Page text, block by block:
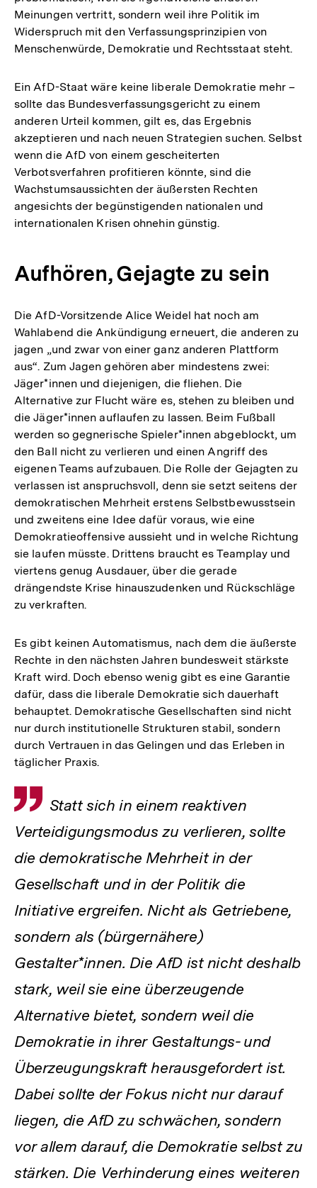
Meinungen vertritt, sondern weil ihre Politik im
Widerspruch mit den Verfassungsprinzipien von
Menschenwürde, Demokratie und Rechtsstaat steht.
Ein AfD-Staat wäre keine liberale Demokratie mehr –
sollte das Bundesverfassungsgericht zu einem
anderen Urteil kommen, gilt es, das Ergebnis
akzeptieren und nach neuen Strategien suchen. Selbst
wenn die AfD von einem gescheiterten
Verbotsverfahren profitieren könnte, sind die
Wachstumsaussichten der äußersten Rechten
angesichts der begünstigenden nationalen und
internationalen Krisen ohnehin günstig.
Aufhören, Gejagte zu sein
Die AfD-Vorsitzende Alice Weidel hat noch am
Wahlabend die Ankündigung erneuert, die anderen zu
jagen „und zwar von einer ganz anderen Plattform
aus“. Zum Jagen gehören aber mindestens zwei:
Jäger*innen und diejenigen, die fliehen. Die
Alternative zur Flucht wäre es, stehen zu bleiben und
die Jäger*innen auflaufen zu lassen. Beim Fußball
werden so gegnerische Spieler*innen abgeblockt, um
den Ball nicht zu verlieren und einen Angriff des
eigenen Teams aufzubauen. Die Rolle der Gejagten zu
verlassen ist anspruchsvoll, denn sie setzt seitens der
demokratischen Mehrheit erstens Selbstbewusstsein
und zweitens eine Idee dafür voraus, wie eine
Demokratieoffensive aussieht und in welche Richtung
sie laufen müsste. Drittens braucht es Teamplay und
viertens genug Ausdauer, über die gerade
drängendste Krise hinauszudenken und Rückschläge
zu verkraften.
Es gibt keinen Automatismus, nach dem die äußerste
Rechte in den nächsten Jahren bundesweit stärkste
Kraft wird. Doch ebenso wenig gibt es eine Garantie
dafür, dass die liberale Demokratie sich dauerhaft
behauptet. Demokratische Gesellschaften sind nicht
nur durch institutionelle Strukturen stabil, sondern
durch Vertrauen in das Gelingen und das Erleben in
täglicher Praxis.
Zitat
Statt sich in einem reaktiven
Verteidigungsmodus zu verlieren, sollte
die demokratische Mehrheit in der
Gesellschaft und in der Politik die
Initiative ergreifen. Nicht als Getriebene,
sondern als (bürgernähere)
Gestalter*innen. Die AfD ist nicht deshalb
stark, weil sie eine überzeugende
Alternative bietet, sondern weil die
Demokratie in ihrer Gestaltungs- und
Überzeugungskraft herausgefordert ist.
Dabei sollte der Fokus nicht nur darauf
liegen, die AfD zu schwächen, sondern
vor allem darauf, die Demokratie selbst zu
stärken. Die Verhinderung eines weiteren